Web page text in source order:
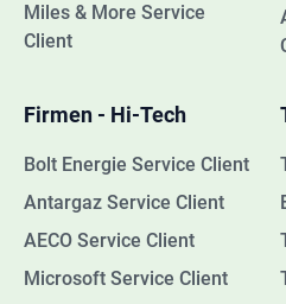
Miles & More Service
Client
Firmen - Hi-Tech
Bolt Energie Service Client
Antargaz Service Client
AECO Service Client
Microsoft Service Client